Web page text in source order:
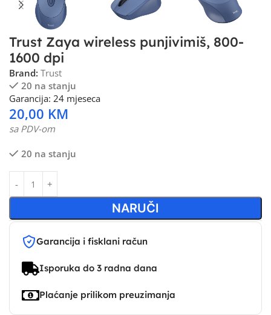
Trust Zaya wireless punjivimiš, 800-
1600 dpi
Brand: Trust
20 na stanju
Garancija: 24 mjeseca
20,00 KM
sa PDV-om
20 na stanju
NARUČI
Garancija i fisklani račun
Isporuka do 3 radna dana
Plaćanje prilikom preuzimanja